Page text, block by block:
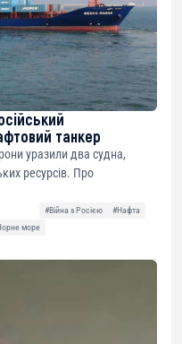
танкер
уразили два судна,
ресурсів. Про
#Війна з Росією
#Нафта
море